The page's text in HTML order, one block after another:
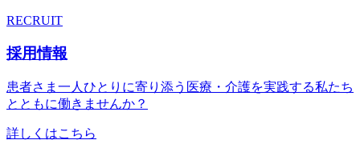
RECRUIT
採用情報
患者さま一人ひとりに寄り添う医療・介護を実践する私たち
とともに働きませんか？
詳しくはこちら